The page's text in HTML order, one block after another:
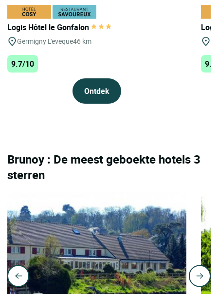
Logis Hôtel le Gonfalon
Germigny L'eveque46 km
9.7/10
Ontdek
Brunoy : De meest geboekte hotels 3
sterren